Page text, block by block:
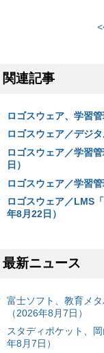
関連記事
ロゴスウェア、学習
ロゴスウェア／デジ
ロゴスウェア／学習
日）
ロゴスウェア／学習
ロゴスウェア／LMS
年8月22日）
最新ニュース
富⼠ソフト、教育メ
（2026年8月7日）
スタディポケット、
年8月7日）